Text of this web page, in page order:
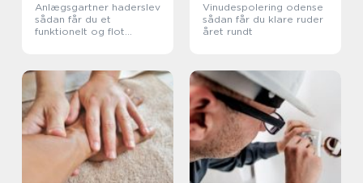
Anlægsgartner haderslev
sådan får du et
funktionelt og flot
Vinudespolering odense
sådan får du klare ruder
året rundt